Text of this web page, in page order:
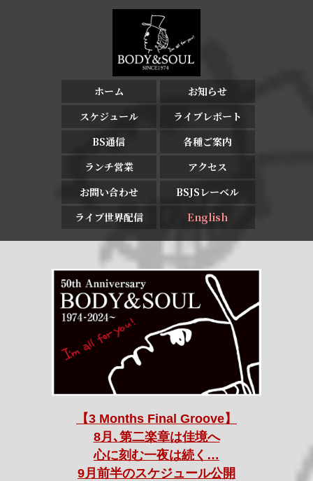
ホーム
お知らせ
スケジュール
ライブレポート
BS通信
各種ご案内
ランチ営業
アクセス
お問い合わせ
BSJSレーベル
ライブ世界配信
English
【3 Months Final Groove】
8月､第二楽章は佳境へ
心に刻む一夜は続く…
9月前半のスケジュール公開